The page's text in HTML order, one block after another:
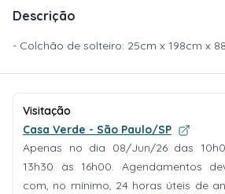
Descrição
- Colchão de solteiro: 25cm x 198cm x
Visitação
Casa Verde - São Paulo/SP
Apenas no dia 08/Jun/26 das
13h30 às 16h00. Agendamentos
com, no mínimo, 24 horas úteis de